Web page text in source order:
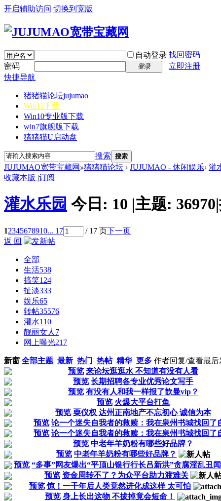
开启辅助访问 切换到宽版
自动登录 找回密码
密码
登录
立即注册
快捷导航
猪猪猫论坛jujumao
Win11下载
Win10专业版下载
win7旗舰版下载
猪猪猫U启动盘
搜索 搜索
JUJUMAO宽带宝藏网 »猪猪猫论坛 › JUJUMAO - 休闲娱乐› 灌
收藏本版 |订阅
灌水乐园 今日: 10 |主题: 36970|
12345678910... 17 / 17 页下一页
返 回
全部
生活538
搞笑124
扯淡333
娱乐65
转帖35576
灌水110
靓丽女人 7
网上曝光217
新窗 全部主题 最新 热门 热帖 精华 更多 作者回复/查看最后
预览 来论坛逛逛水 不知道有没有人看
预览 长期招聘各专业优秀论文写手
预览 有没有人和我一样报了歆曼vip？
预览 火爆大平台打鱼
预览 粟仪权 达州正南地产不忘初心 诚信为本
预览 论一个迷失自我者的救赎：我在泉州书城找回了
预览 论一个迷失自我者的救赎：我在泉州书城找回了
预览 中老年羊奶粉有哪些好品牌？
预览 中老年羊奶粉有哪些好品牌？
预览 “多事”网友爆出“平顶山银行行长吕新洪”贪腐淫乱丑
预览 资金周转不了？为众平台助力渡难关
预览 惊！一千年后人类竟然进化成这样 太可怕
预览 身上长出这物 不拔掉竟会短命！